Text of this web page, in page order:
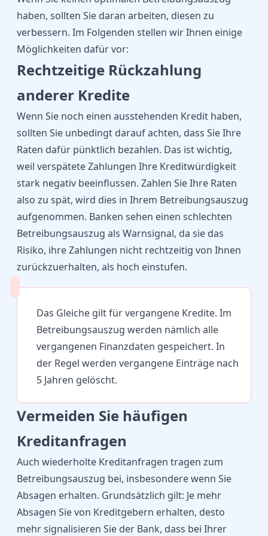
haben, sollten Sie daran arbeiten, diesen zu
verbessern. Im Folgenden stellen wir Ihnen einige
Möglichkeiten dafür vor:
Rechtzeitige Rückzahlung
anderer Kredite
Wenn Sie noch einen ausstehenden Kredit haben,
sollten Sie unbedingt darauf achten, dass Sie Ihre
Raten dafür pünktlich bezahlen. Das ist wichtig,
weil verspätete Zahlungen Ihre Kreditwürdigkeit
stark negativ beeinflussen. Zahlen Sie Ihre Raten
also zu spät, wird dies in Ihrem Betreibungsauszug
aufgenommen. Banken sehen einen schlechten
Betreibungsauszug als Warnsignal, da sie das
Risiko, ihre Zahlungen nicht rechtzeitig von Ihnen
zurückzuerhalten, als hoch einstufen.
Das Gleiche gilt für vergangene Kredite. Im
Betreibungsauszug werden nämlich alle
vergangenen Finanzdaten gespeichert. In
der Regel werden vergangene Einträge nach
5 Jahren gelöscht.
Vermeiden Sie häufigen
Kreditanfragen
Auch wiederholte Kreditanfragen tragen zum
Betreibungsauszug bei, insbesondere wenn Sie
Absagen erhalten. Grundsätzlich gilt: Je mehr
Absagen Sie von Kreditgebern erhalten, desto
mehr signalisieren Sie der Bank, dass bei Ihrer